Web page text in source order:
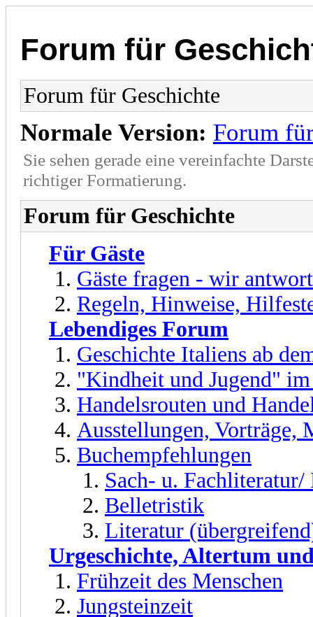
Forum für
Forum für Geschichte
Normale Version: Forum
Sie sehen gerade eine vereinfachte
richtiger Formatierung.
Forum für Geschichte
Für Gäste
Gäste fragen - wir
Regeln, Hinweise,
Lebendiges Forum
Geschichte Italiens ab
"Kindheit und Jugend"
Handelsrouten und
Ausstellungen, Vorträge,
Buchempfehlungen
Sach- u. Fachliteratur/
Belletristik
Literatur
Urgeschichte, Altertum
Frühzeit des Menschen
Jungsteinzeit